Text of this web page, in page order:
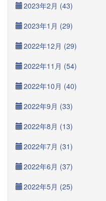
2023年2月 (43)
2023年1月 (29)
2022年12月 (29)
2022年11月 (54)
2022年10月 (40)
2022年9月 (33)
2022年8月 (13)
2022年7月 (31)
2022年6月 (37)
2022年5月 (25)